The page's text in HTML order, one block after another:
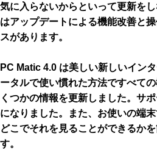
気に入らないからといって更新を
はアップデートによる機能改善と
スがあります。
PC Matic 4.0 は美しい新しいイン
ータルで使い慣れた方法ですべて
くつかの情報を更新しました。サ
になりました。また、お使いの端
どこでそれを見ることができるか
す。